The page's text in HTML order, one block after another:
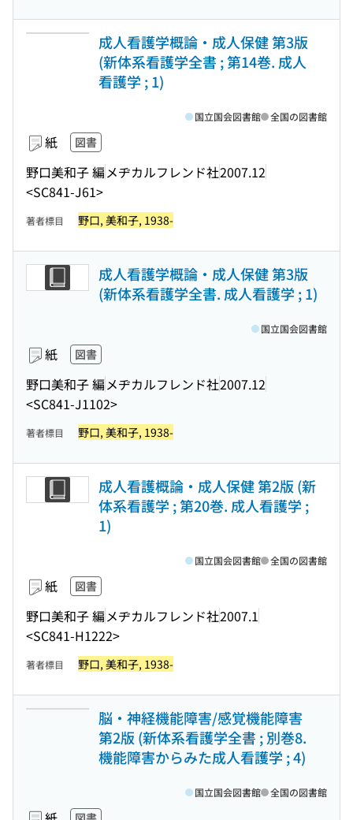
成人看護学概論・成人保健 第3版
(新体系看護学全書 ; 第14巻. 成人
看護学 ; 1)
紙 図書
野口美和子 編 メヂカルフレンド社2007.12
<SC841-J61>
国立国会図書館 全国の図書館
著者標目 野口, 美和子, 1938-
成人看護学概論・成人保健 第3版
(新体系看護学全書. 成人看護学 ; 1)
紙 図書
野口美和子 編 メヂカルフレンド社2007.12
<SC841-J1102>
国立国会図書館
著者標目 野口, 美和子, 1938-
成人看護概論・成人保健 第2版 (新
体系看護学 ; 第20巻. 成人看護学 ;
1)
紙 図書
野口美和子 編 メヂカルフレンド社2007.1
<SC841-H1222>
国立国会図書館 全国の図書館
著者標目 野口, 美和子, 1938-
脳・神経機能障害/感覚機能障害
第2版 (新体系看護学全書 ; 別巻8.
機能障害からみた成人看護学 ; 4)
国立国会図書館 全国の図書館